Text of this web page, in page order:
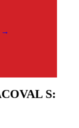
→
S: